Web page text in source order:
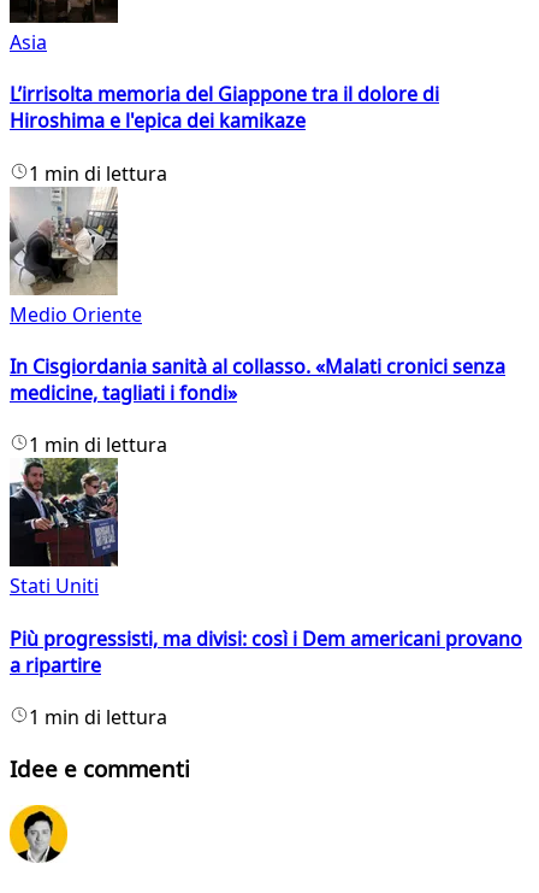
Asia
L’irrisolta memoria del Giappone tra il dolore di
Hiroshima e l'epica dei kamikaze
1 min di lettura
Medio Oriente
In Cisgiordania sanità al collasso. «Malati cronici senza
medicine, tagliati i fondi»
1 min di lettura
Stati Uniti
Più progressisti, ma divisi: così i Dem americani provano
a ripartire
1 min di lettura
Idee e commenti